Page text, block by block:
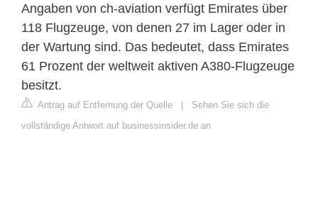
Angaben von ch-aviation verfügt Emirates über
118 Flugzeuge, von denen 27 im Lager oder in
der Wartung sind. Das bedeutet, dass Emirates
61 Prozent der weltweit aktiven A380-Flugzeuge
besitzt.
Antrag auf Entfernung der Quelle | Sehen Sie sich die
vollständige Antwort auf businessinsider.de an